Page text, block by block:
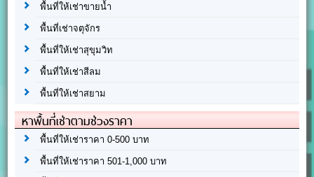
พื้นที่ให้เช่าขายน้ำ
พื้นที่เช่าจตุจักร
พื้นที่ให้เช่าสุขุมวิท
พื้นที่ให้เช่าสีลม
พื้นที่ให้เช่าสยาม
หาพื้นที่เช่าตามช่วงราคา
พื้นที่ให้เช่าราคา 0-500 บาท
พื้นที่ให้เช่าราคา 501-1,000 บาท